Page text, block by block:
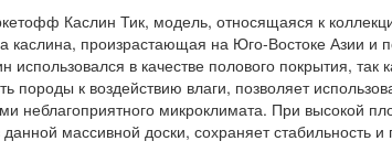
Каслин Тик, модель, относящаяся к
каслина, произрастающая на Юго-Востоке Азии
использовался в качестве полового покрытия,
породы к воздействию влаги, позволяет
неблагоприятного микроклимата. При высокой
массивной доски, сохраняет стабильность